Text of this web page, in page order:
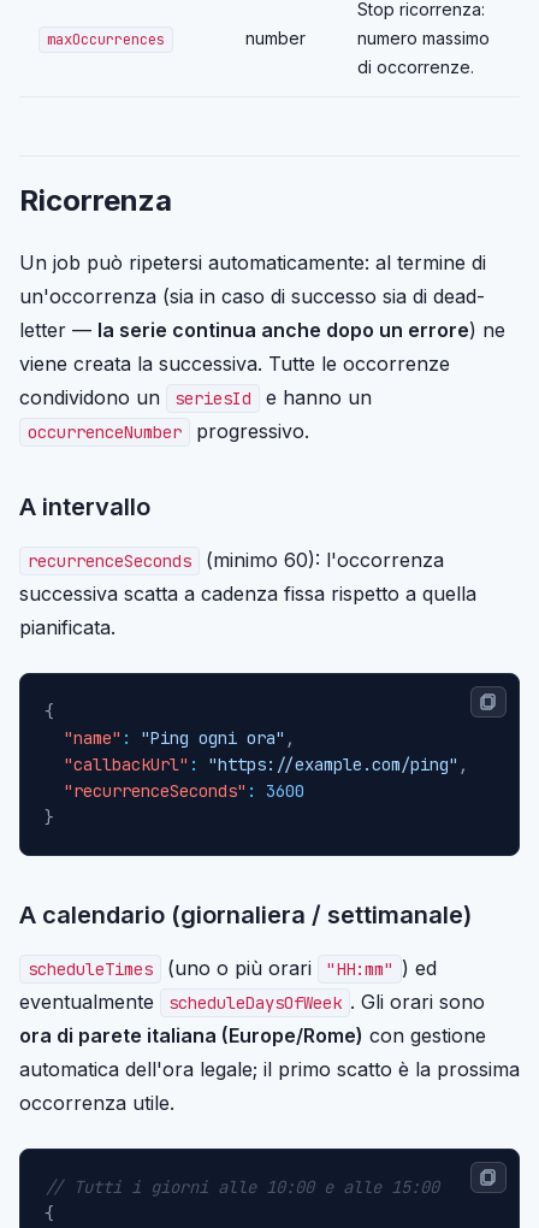
maxOccurrences number
Stop ricorrenza:
numero massimo
di occorrenze.
Ricorrenza
Un job può ripetersi automaticamente: al termine di
un'occorrenza (sia in caso di successo sia di dead-
letter — la serie continua anche dopo un errore) ne
viene creata la successiva. Tutte le occorrenze
condividono un
seriesId e hanno un
occurrenceNumber progressivo.
A intervallo
recurrenceSeconds
(minimo 60): l'occorrenza
successiva scatta a cadenza fissa rispetto a quella
pianificata.
{
"name" : "Ping ogni ora" ,
"callbackUrl" : "https://example.com/ping" ,
"recurrenceSeconds" :
3600
}
A calendario (giornaliera / settimanale)
scheduleTimes (uno o più orari "HH:mm" ) ed
eventualmente
scheduleDaysOfWeek . Gli orari sono
ora di parete italiana (Europe/Rome) con gestione
automatica dell'ora legale; il primo scatto è la prossima
occorrenza utile.
// Tutti i giorni alle 10:00 e alle 15:00
{